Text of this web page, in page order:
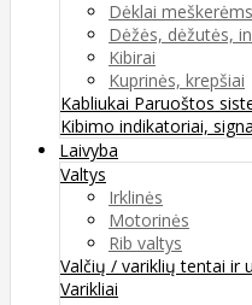
Dėklai meškerėms
Dėžės, dėžutės,
Kibirai
Kuprinės, krepšiai
Kabliukai Paruoštos
Kibimo indikatoriai,
Laivyba
Valtys
Irklinės
Motorinės
Rib valtys
Valčių / variklių tentai ir
Varikliai